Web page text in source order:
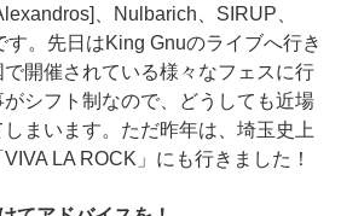
、Nulbarich、SIRUP、
。先日はKing Gnuのライブへ行き
開催されている様々なフェスに行
シフト制なので、どうしても近場
まいます。ただ昨年は、埼玉史上
LA ROCK」にも行きました！